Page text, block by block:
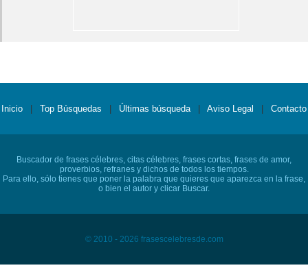
Inicio Top Búsquedas Últimas búsqueda Aviso Legal Contacto
Buscador de frases célebres, citas célebres, frases cortas, frases de amor,
proverbios, refranes y dichos de todos los tiempos.
Para ello, sólo tienes que poner la palabra que quieres que aparezca en la frase,
o bien el autor y clicar Buscar.
© 2010 - 2026 frasescelebresde.com